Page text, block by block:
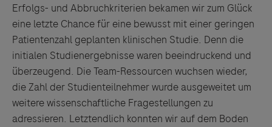
Erfolgs- und Abbruchkriterien bekamen wir zum Glück
eine letzte Chance für eine bewusst mit einer geringen
Patientenzahl geplanten klinischen Studie. Denn die
initialen Studienergebnisse waren beeindruckend und
überzeugend. Die Team-Ressourcen wuchsen wieder,
die Zahl der Studienteilnehmer wurde ausgeweitet um
weitere wissenschaftliche Fragestellungen zu
adressieren. Letztendlich konnten wir auf dem Boden